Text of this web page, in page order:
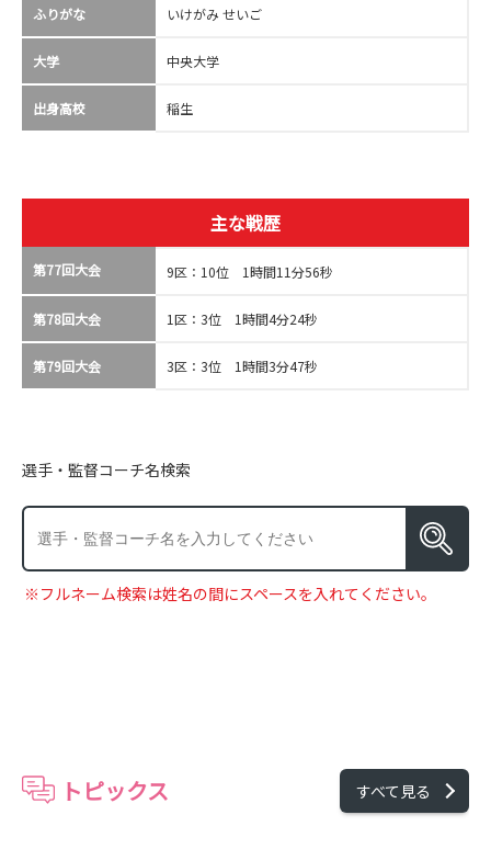
ふりがな いけがみ せいご
大学 中央大学
出身高校 稲生
主な戦歴
第77回大会 9区：10位 1時間11分56秒
第78回大会 1区：3位 1時間4分24秒
第79回大会 3区：3位 1時間3分47秒
選手・監督コーチ名検索
※フルネーム検索は姓名の間にスペースを入れてください。
トピックス すべて見る